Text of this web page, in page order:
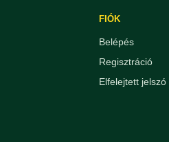
FIÓK
Belépés
Regisztráció
Elfelejtett jelszó